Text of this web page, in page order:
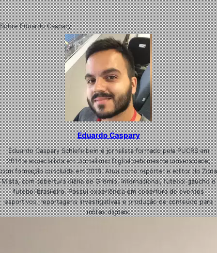
Sobre Eduardo Caspary
Eduardo Caspary
Eduardo Caspary Schiefelbein é jornalista formado pela PUCRS em
2014 e especialista em Jornalismo Digital pela mesma universidade,
com formação concluída em 2018. Atua como repórter e editor do Zona
Mista, com cobertura diária de Grêmio, Internacional, futebol gaúcho e
futebol brasileiro. Possui experiência em cobertura de eventos
esportivos, reportagens investigativas e produção de conteúdo para
mídias digitais.